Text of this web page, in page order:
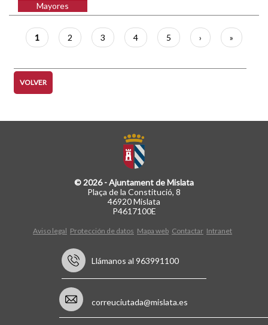
Mayores
Paginación
Página
actual
1 Página
2 Página
3 Página
4 Página
5
Siguiente
página
›
Última
página
»
VOLVER
© 2026 - Ajuntament de Mislata
Plaça de la Constitució, 8
46920 Mislata
P4617100E
Aviso legal Protección de datos Mapa web Contactar Intranet
Llámanos al 963991100
correuciutada@mislata.es